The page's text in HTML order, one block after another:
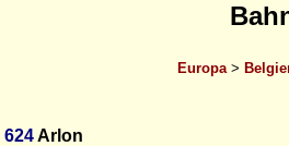
Europa >
624Arlon